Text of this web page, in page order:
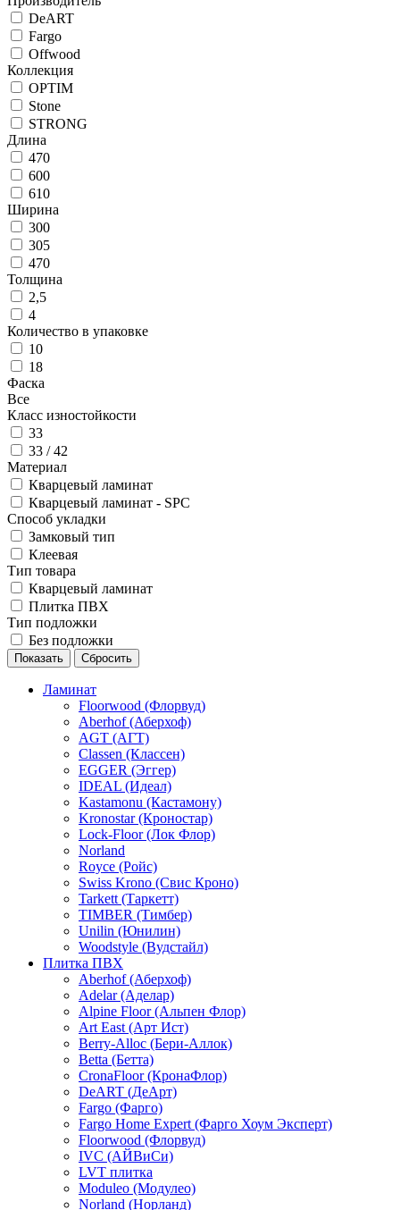
DeART
Fargo
Offwood
Коллекция
OPTIM
Stone
STRONG
Длина
470
600
610
Ширина
300
305
470
Толщина
2,5
4
Количество в упаковке
10
18
Фаска
Все
Класс изностойкости
33
33 / 42
Материал
Кварцевый ламинат
Кварцевый ламинат - SPC
Способ укладки
Замковый тип
Клеевая
Тип товара
Кварцевый ламинат
Плитка ПВХ
Тип подложки
Без подложки
Ламинат
Floorwood (Флорвуд)
Aberhof (Аберхоф)
AGT (АГТ)
Classen (Классен)
EGGER (Эггер)
IDEAL (Идеал)
Kastamonu (Кастамону)
Kronostar (Кроностар)
Lock-Floor (Лок Флор)
Norland
Royce (Ройс)
Swiss Krono (Свис Кроно)
Tarkett (Таркетт)
TIMBER (Тимбер)
Unilin (Юнилин)
Woodstyle (Вудстайл)
Плитка ПВХ
Aberhof (Аберхоф)
Adelar (Аделар)
Alpine Floor (Альпен Флор)
Art East (Арт Ист)
Berry-Alloc (Бери-Аллок)
Betta (Бетта)
CronaFloor (КронаФлор)
DeART (ДеАрт)
Fargo (Фарго)
Fargo Home Expert (Фарго Хоум Эксперт)
Floorwood (Флорвуд)
IVC (АЙВиСи)
LVT плитка
Moduleo (Модулео)
Norland (Норланд)